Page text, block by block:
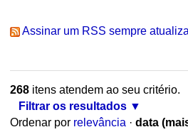
Assinar um RSS sempre
268itens atendem ao seu critério.
Filtrar os resultados
Ordenar por relevância · data